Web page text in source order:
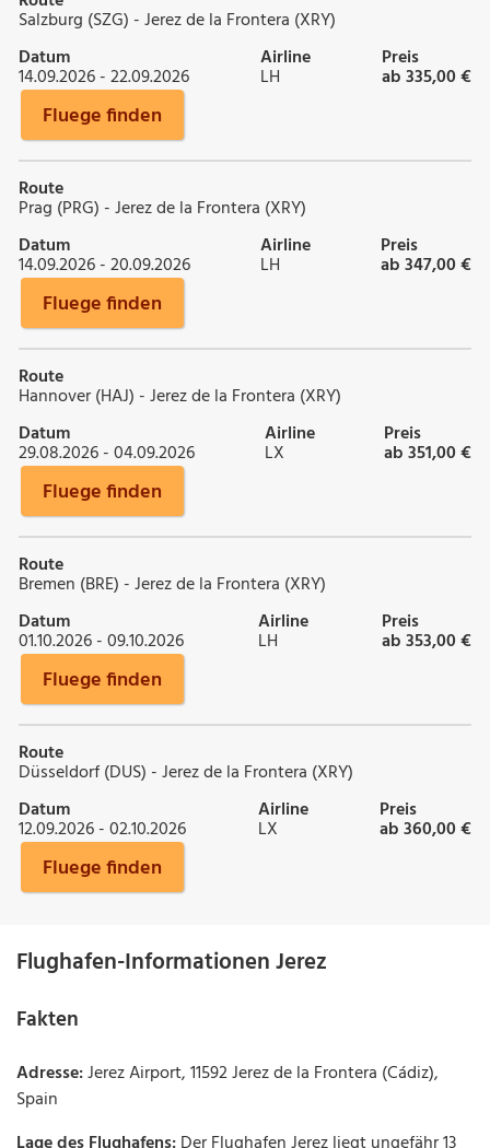
Salzburg (SZG) - Jerez de la Frontera (XRY)
Datum
14.09.2026 - 22.09.2026
Airline
LH
Preis
ab 335,00 €
Fluege finden
Route
Prag (PRG) - Jerez de la Frontera (XRY)
Datum
14.09.2026 - 20.09.2026
Airline
LH
Preis
ab 347,00 €
Fluege finden
Route
Hannover (HAJ) - Jerez de la Frontera (XRY)
Datum
29.08.2026 - 04.09.2026
Airline
LX
Preis
ab 351,00 €
Fluege finden
Route
Bremen (BRE) - Jerez de la Frontera (XRY)
Datum
01.10.2026 - 09.10.2026
Airline
LH
Preis
ab 353,00 €
Fluege finden
Route
Düsseldorf (DUS) - Jerez de la Frontera (XRY)
Datum
12.09.2026 - 02.10.2026
Airline
LX
Preis
ab 360,00 €
Fluege finden
Flughafen-Informationen Jerez
Fakten
Adresse:Jerez Airport, 11592 Jerez de la Frontera (Cádiz),
Spain